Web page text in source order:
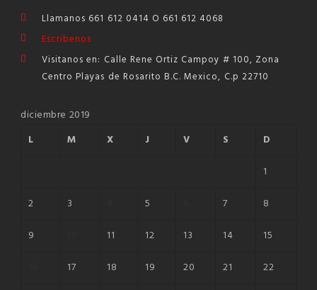
Llamanos 661 612 0414 O 661 612 4068
Escribenos
Visitanos en: Calle Rene Ortiz Campoy # 100, Zona
Centro Playas de Rosarito B.C. Mexico, C.p 22710
diciembre 2019
L
M X J V S
D
1
2
3 5 7
8
9
11 12 13 14
15
17 18 19 20 21
22